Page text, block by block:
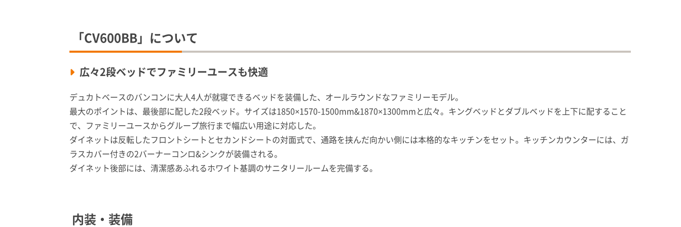
「CV600BB」について
広々2段ベッドでファミリーユースも快適
デュカトベースのバンコンに大人4人が就寝できるベッドを装備した、オールラウンドなファミリーモデル。
最大のポイントは、最後部に配した2段ベッド。サイズは1850×1570-1500mm&1870×1300mmと広々。キングベッドとダブルベッドを上下に配すること
で、ファミリーユースからグループ旅行まで幅広い用途に対応した。
ダイネットは反転したフロントシートとセカンドシートの対面式で、通路を挟んだ向かい側には本格的なキッチンをセット。キッチンカウンターには、ガ
ラスカバー付きの2バーナーコンロ&シンクが装備される。
ダイネット後部には、清潔感あふれるホワイト基調のサニタリールームを完備する。
内装・装備